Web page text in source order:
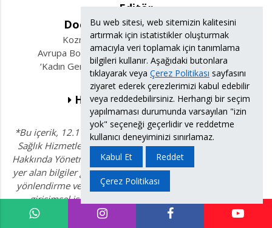
Editör
Doç. Dr. Süleyman Eserdağ
Kozmetik Jinekoloji ve Cinsel Terapi
Avrupa Board Sertifikalı Cinsel Terapist (Fellow)
‘Kadın Genital Estetik ve Fonksiyonel Cerrahisi’
Kitabının Yazarı
HAKKIMDA İLETİŞİM
*Bu içerik, 12.11.2025 tarihli Resmî Gazete’de yayımlanan
Sağlık Hizmetlerinde Tanıtım ve Bilgilendirme Faaliyetleri
Hakkında Yönetmelik’e uygun olarak hazırlanmıştır. İçerikte
yer alan bilgiler genel sağlık bilgilendirmesi niteliğinde olup
yönlendirme veya tedavi önerisi değildir. Her cerrahi veya
girişimsel işlemde sonuçlar kişiden kişiye değişiklik
gösterebilir. Tanı ve tedavi amacıyla mutlaka hekime
Bu web sitesi, web sitemizin kalitesini
artırmak için istatistikler oluşturmak
amacıyla veri toplamak için tanımlama
bilgileri kullanır. Aşağıdaki butonlara
tıklayarak veya Çerez Politikası sayfasını
ziyaret ederek çerezlerimizi kabul edebilir
veya reddedebilirsiniz. Herhangi bir seçim
yapılmaması durumunda varsayılan "izin
yok" seçeneği geçerlidir ve reddetme
kullanıcı deneyiminizi sınırlamaz.
Kabul Et
Reddet
Çerez Politikası